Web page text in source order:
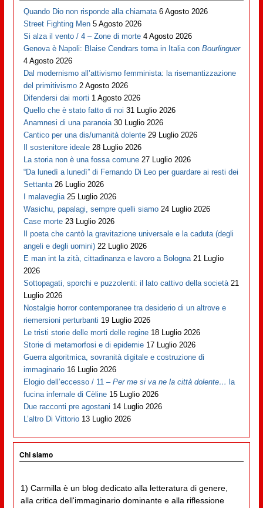
Quando Dio non risponde alla chiamata 6 Agosto 2026
Street Fighting Men 5 Agosto 2026
Si alza il vento / 4 – Zone di morte 4 Agosto 2026
Genova è Napoli: Blaise Cendrars torna in Italia conBourlinguer
4 Agosto 2026
Dal modernismo all’attivismo femminista: la risemantizzazione
del primitivismo 2 Agosto 2026
Difendersi dai morti 1 Agosto 2026
Quello che è stato fatto di noi 31 Luglio 2026
Anamnesi di una paranoia 30 Luglio 2026
Cantico per una dis/umanità dolente 29 Luglio 2026
Il sostenitore ideale 28 Luglio 2026
La storia non è una fossa comune 27 Luglio 2026
“Da lunedì a lunedì” di Fernando Di Leo per guardare ai resti dei
Settanta 26 Luglio 2026
I malaveglia 25 Luglio 2026
Wasichu, papalagi, sempre quelli siamo 24 Luglio 2026
Case morte 23 Luglio 2026
Il poeta che cantò la gravitazione universale e la caduta (degli
angeli e degli uomini) 22 Luglio 2026
E man int la zità, cittadinanza e lavoro a Bologna 21 Luglio
2026
Sottopagati, sporchi e puzzolenti: il lato cattivo della società 21
Luglio 2026
Nostalgie horror contemporanee tra desiderio di un altrove e
riemersioni perturbanti 19 Luglio 2026
Le tristi storie delle morti delle regine 18 Luglio 2026
Storie di metamorfosi e di epidemie 17 Luglio 2026
Guerra algoritmica, sovranità digitale e costruzione di
immaginario 16 Luglio 2026
Elogio dell’eccesso / 11 –Per me si va ne la città dolente… la
fucina infernale di Cèline 15 Luglio 2026
Due racconti pre agostani 14 Luglio 2026
L’altro Di Vittorio 13 Luglio 2026
Chi siamo
1) Carmilla è un blog dedicato alla letteratura di genere,
alla critica dell'immaginario dominante e alla riflessione